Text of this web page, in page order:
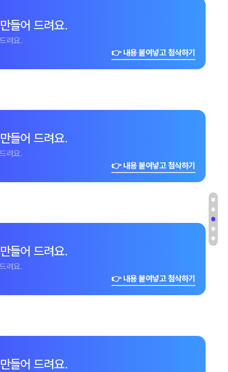
들어 드려요.
려요.
👉 내용 붙여넣고 첨삭하기
들어 드려요.
려요.
👉 내용 붙여넣고 첨삭하기
들어 드려요.
려요.
👉 내용 붙여넣고 첨삭하기
들어 드려요.